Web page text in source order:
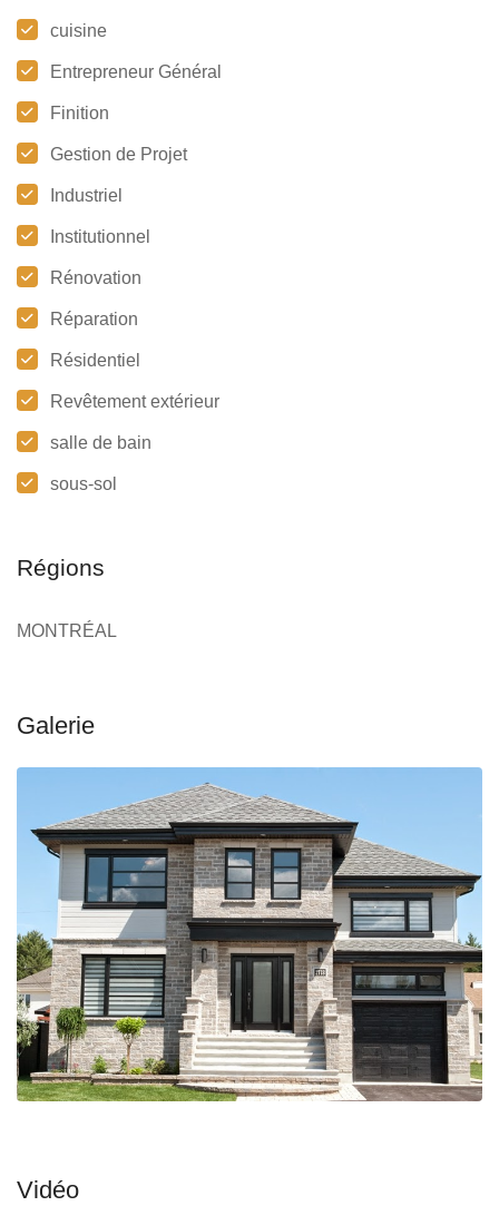
cuisine
Entrepreneur Général
Finition
Gestion de Projet
Industriel
Institutionnel
Rénovation
Réparation
Résidentiel
Revêtement extérieur
salle de bain
sous-sol
Régions
MONTRÉAL